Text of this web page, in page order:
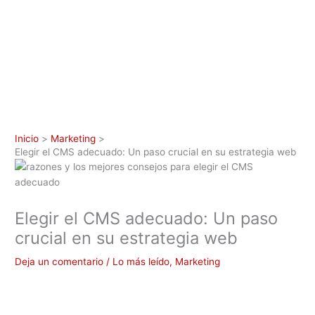
Inicio
Marketing
Elegir el CMS adecuado: Un paso crucial en su estrategia web
Elegir el CMS adecuado: Un paso
crucial en su estrategia web
Deja un comentario / Lo más leído, Marketing